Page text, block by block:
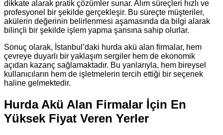
dikkate alarak pratik çözümler sunar. Alım süreçleri hızlı ve
profesyonel bir şekilde gerçekleşir. Bu süreçte müşteriler,
akülerin değerinin belirlenmesi aşamasında da bilgi alarak
bilinçli bir şekilde işlem yapma şansına sahip olurlar.
Sonuç olarak, İstanbul’daki hurda akü alan firmalar, hem
çevreye duyarlı bir yaklaşım sergiler hem de ekonomik
açıdan kazanç sağlamaktadır. Bu yanlarıyla, hem bireysel
kullanıcıların hem de işletmelerin tercih ettiği bir seçenek
haline gelmektedir.
Hurda Akü Alan Firmalar İçin En
Yüksek Fiyat Veren Yerler